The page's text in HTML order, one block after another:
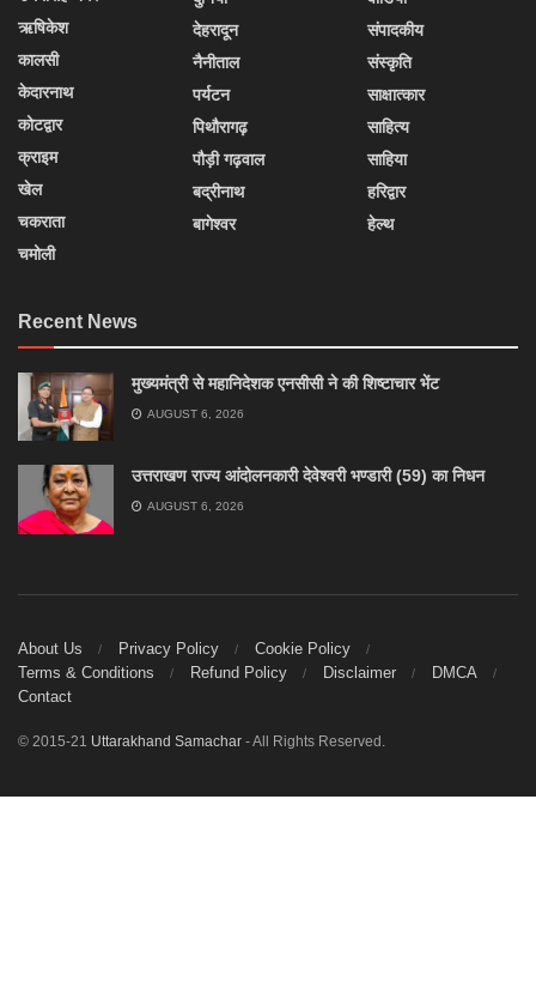
ऋषिकेश
कालसी
केदारनाथ
कोटद्वार
क्राइम
खेल
चकराता
चमोली
देहरादून
नैनीताल
पर्यटन
पिथौरागढ़
पौड़ी गढ़वाल
बद्रीनाथ
बागेश्वर
संपादकीय
संस्कृति
साक्षात्कार
साहित्य
साहिया
हरिद्वार
हेल्थ
Recent News
मुख्यमंत्री से महानिदेशक एनसीसी ने की शिष्टाचार भेंट
AUGUST 6, 2026
उत्तराखण राज्य आंदोलनकारी देवेश्वरी भण्डारी (59) का निधन
AUGUST 6, 2026
About Us Privacy Policy
Cookie Policy
Terms & Conditions
Refund Policy Disclaimer
DMCA
Contact
© 2015-21 Uttarakhand Samachar - All Rights Reserved.